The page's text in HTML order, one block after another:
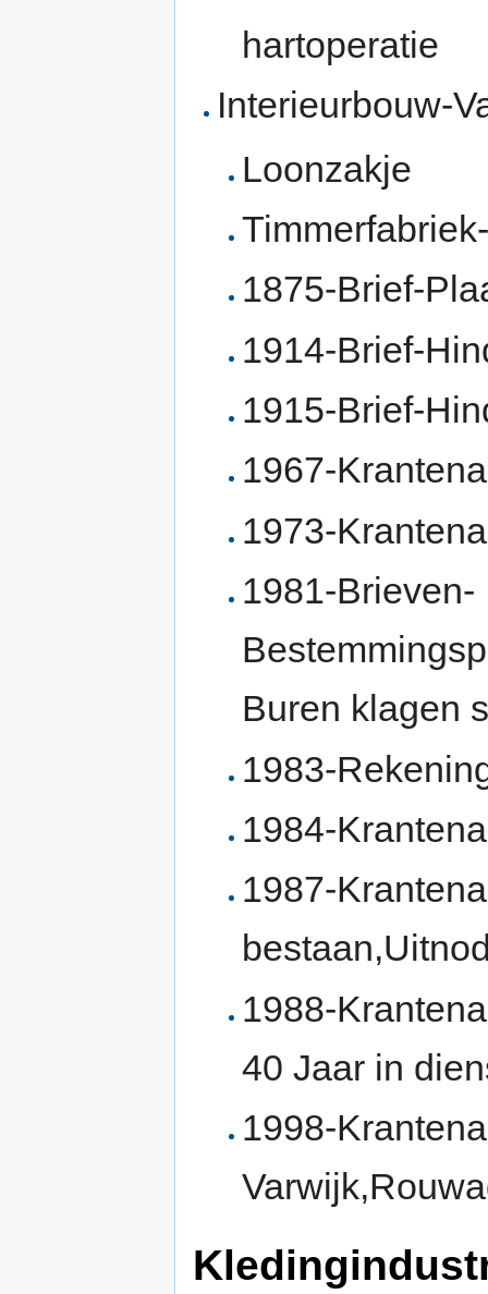
hartoperatie
Interieurbouw-
Loonzakje
1875-Brief-
1914-Brief-
1915-Brief-
1967-
1973-
1981-Brieven-
Buren klagen
1983-
1984-
1987-
1988-
40 Jaar in
1998-